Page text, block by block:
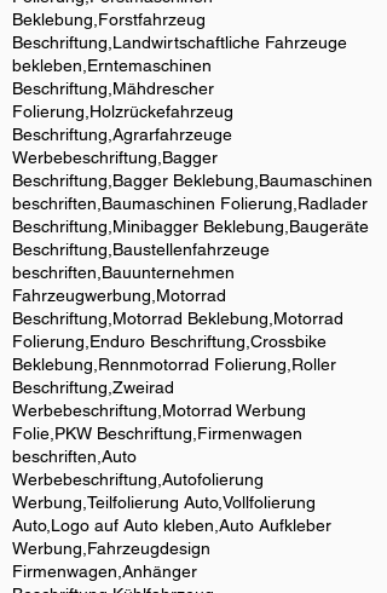
Beklebung,Forstfahrzeug
Beschriftung,Landwirtschaftliche Fahrzeuge
bekleben,Erntemaschinen
Beschriftung,Mähdrescher
Folierung,Holzrückefahrzeug
Beschriftung,Agrarfahrzeuge
Werbebeschriftung,Bagger
Beschriftung,Bagger Beklebung,Baumaschinen
beschriften,Baumaschinen Folierung,Radlader
Beschriftung,Minibagger Beklebung,Baugeräte
Beschriftung,Baustellenfahrzeuge
beschriften,Bauunternehmen
Fahrzeugwerbung,Motorrad
Beschriftung,Motorrad Beklebung,Motorrad
Folierung,Enduro Beschriftung,Crossbike
Beklebung,Rennmotorrad Folierung,Roller
Beschriftung,Zweirad
Werbebeschriftung,Motorrad Werbung
Folie,PKW Beschriftung,Firmenwagen
beschriften,Auto
Werbebeschriftung,Autofolierung
Werbung,Teilfolierung Auto,Vollfolierung
Auto,Logo auf Auto kleben,Auto Aufkleber
Werbung,Fahrzeugdesign
Firmenwagen,Anhänger